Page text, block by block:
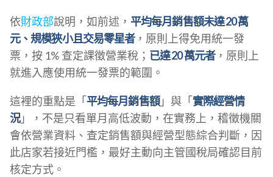
依財政部說明，如前述， 平均每月銷售額未達 20 萬
元、規模狹小且交易零星者，原則上得免用統一發
票，按 1% 查定課徵營業稅； 已達 20 萬元者，原則上
就進入應使用統一發票的範圍。
這裡的重點是「平均每月銷售額」與「實際經營情
況」，不是只看單月高低波動，在實務上，稽徵機關
會依營業資料、查定銷售額與經營型態綜合判斷，因
此店家若接近門檻，最好主動向主管國稅局確認目前
核定方式。